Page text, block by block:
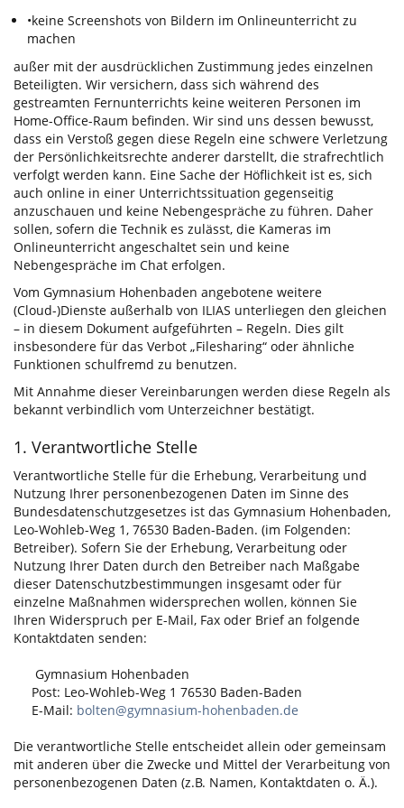
•keine Screenshots von Bildern im Onlineunterricht zu
machen
außer mit der ausdrücklichen Zustimmung jedes einzelnen
Beteiligten. Wir versichern, dass sich während des
gestreamten Fernunterrichts keine weiteren Personen im
Home-Office-Raum befinden. Wir sind uns dessen bewusst,
dass ein Verstoß gegen diese Regeln eine schwere Verletzung
der Persönlichkeitsrechte anderer darstellt, die strafrechtlich
verfolgt werden kann. Eine Sache der Höflichkeit ist es, sich
auch online in einer Unterrichtssituation gegenseitig
anzuschauen und keine Nebengespräche zu führen. Daher
sollen, sofern die Technik es zulässt, die Kameras im
Onlineunterricht angeschaltet sein und keine
Nebengespräche im Chat erfolgen.
Vom Gymnasium Hohenbaden angebotene weitere
(Cloud-)Dienste außerhalb von ILIAS unterliegen den gleichen
– in diesem Dokument aufgeführten – Regeln. Dies gilt
insbesondere für das Verbot „Filesharing“ oder ähnliche
Funktionen schulfremd zu benutzen.
Mit Annahme dieser Vereinbarungen werden diese Regeln als
bekannt verbindlich vom Unterzeichner bestätigt.
1. Verantwortliche Stelle
Verantwortliche Stelle für die Erhebung, Verarbeitung und
Nutzung Ihrer personenbezogenen Daten im Sinne des
Bundesdatenschutzgesetzes ist das Gymnasium Hohenbaden,
Leo-Wohleb-Weg 1, 76530 Baden-Baden. (im Folgenden:
Betreiber). Sofern Sie der Erhebung, Verarbeitung oder
Nutzung Ihrer Daten durch den Betreiber nach Maßgabe
dieser Datenschutzbestimmungen insgesamt oder für
einzelne Maßnahmen widersprechen wollen, können Sie
Ihren Widerspruch per E-Mail, Fax oder Brief an folgende
Kontaktdaten senden:
Gymnasium Hohenbaden
Post: Leo-Wohleb-Weg 1 76530 Baden-Baden
E-Mail: bolten@gymnasium-hohenbaden.de
Die verantwortliche Stelle entscheidet allein oder gemeinsam
mit anderen über die Zwecke und Mittel der Verarbeitung von
personenbezogenen Daten (z.B. Namen, Kontaktdaten o. Ä.).